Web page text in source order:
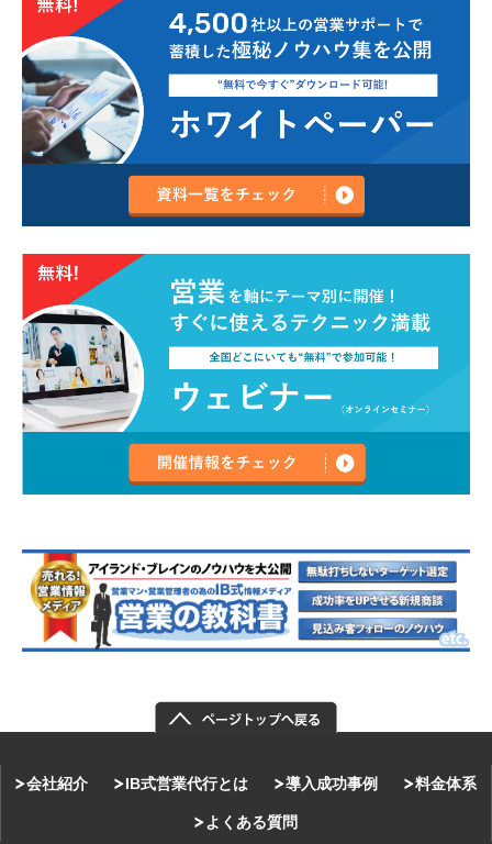
会社紹介 IB式営業代行とは 導入成功事例 料金体系
よくある質問